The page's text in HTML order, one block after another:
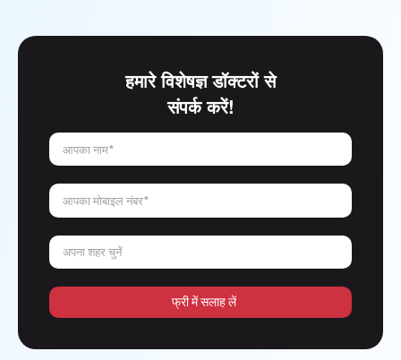
हमारे विशेषज्ञ डॉक्टरों से
संपर्क करें!
आपका नाम*
आपका मोबाइल नंबर*
अपना शहर चुनें
फ्री में सलाह लें